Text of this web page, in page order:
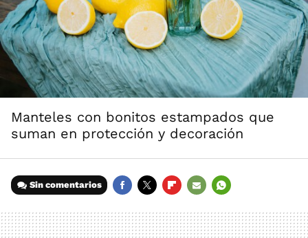
Manteles con bonitos estampados que
suman en protección y decoración
Sin comentarios
MAIL